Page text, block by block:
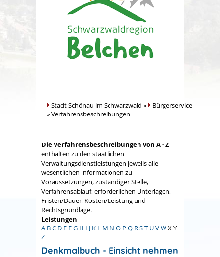
Stadt Schönau im Schwarzwald »
Bürgerservice
»Verfahrensbeschreibungen
Die Verfahrensbeschreibungen von A - Z
enthalten zu den staatlichen
Verwaltungsdienstleistungen jeweils alle
wesentlichen Informationen zu
Voraussetzungen, zuständiger Stelle,
Verfahrensablauf, erforderlichen Unterlagen,
Fristen/Dauer, Kosten/Leistung und
Rechtsgrundlage.
Leistungen
A BC D E FG H I J K L M N O P Q RST UVWX Y
Z
Denkmalbuch - Einsicht nehmen